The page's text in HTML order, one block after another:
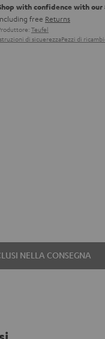
with confidence with
free Returns
Teufel
di sicuerezzaPezzi di
NELLA CONSEGNA